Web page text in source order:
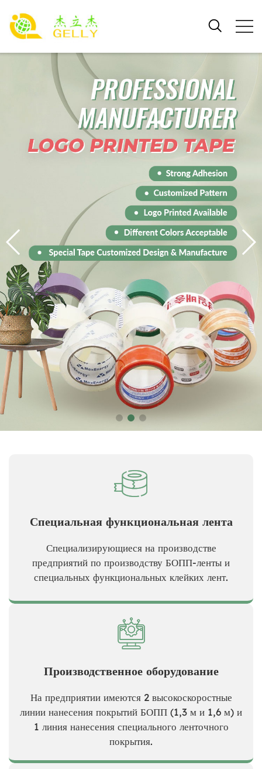
Специальная функциональная лента
Специализирующиеся на производстве
предприятий по производству БОПП-ленты и
специальных функциональных клейких лент.
Производственное оборудование
На предприятии имеются 2 высокоскоростные
линии нанесения покрытий БОПП (1,3 м и 1,6 м) и
1 линия нанесения специального ленточного
покрытия.